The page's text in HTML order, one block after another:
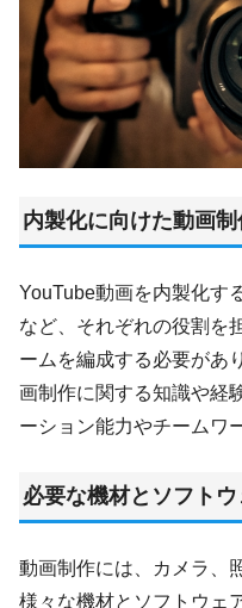
内製化に向けた動画
YouTube動画を内製化す
など、それぞれの役割を
ームを編成する必要があ
画制作に関する知識や経
ーション能力やチームワ
必要な機材とソフト
動画制作には、カメラ、
様々な機材とソフトウェ